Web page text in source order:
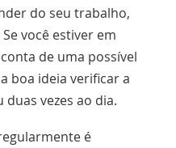
do seu trabalho,
você estiver em
de uma possível
boa ideia verificar a
vezes ao dia.
é